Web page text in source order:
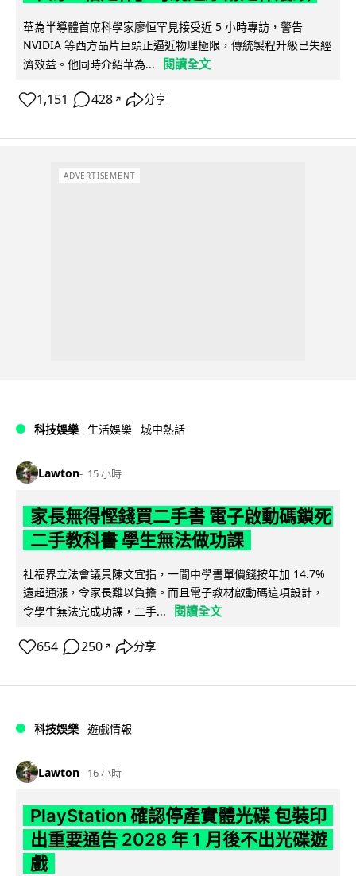
華為半導體首席科學家廖恒罕見接受近 5 小時專訪，警告
NVIDIA 等西方晶片巨頭正逼近物理極限，傳統製程升級已失經
濟效益。他同時介紹華為...
閱讀全文
1,151 428 ↗ 分享
ADVERTISEMENT
科技娛樂 生活娛樂 城中熱話
Lawton 15 小時
家長無得慳錢買二手書 電子啟動碼鎖死
二手教科書 學生無法做功課
社福界立法會議員陳文宜指，一間中學書單價錢按年加 14.7%
遠超通漲，令家長難以負擔。而且電子教材啟動碼這項設計，
令學生無法完成功課，二手...
閱讀全文
654 250 ↗ 分享
科技娛樂 遊戲情報
Lawton 16 小時
PlayStation 確認停產實體光碟 包裝印
出重要通告 2028 年 1 月後不出光碟遊
戲